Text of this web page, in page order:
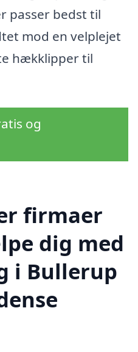
passer bedst til
mod en velplejet
hækklipper til
og
firmaer
dig med
i Bullerup